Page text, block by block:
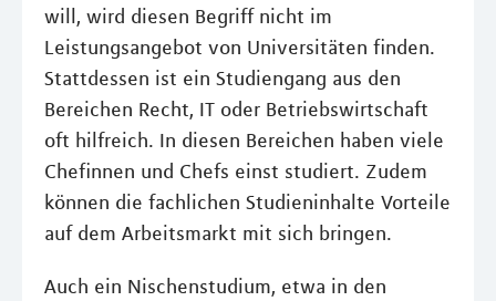
will, wird diesen Begriff nicht im
Leistungsangebot von Universitäten finden.
Stattdessen ist ein Studiengang aus den
Bereichen Recht, IT oder Betriebswirtschaft
oft hilfreich. In diesen Bereichen haben viele
Chefinnen und Chefs einst studiert. Zudem
können die fachlichen Studieninhalte Vorteile
auf dem Arbeitsmarkt mit sich bringen.
Auch ein Nischenstudium, etwa in den